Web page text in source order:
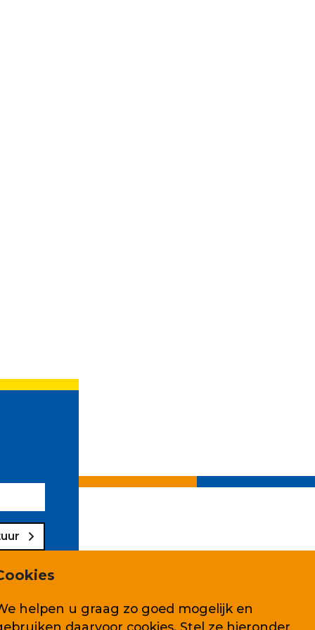
helpen u graag zo goed mogelijk en
daarvoor cookies. Stel ze hieronder